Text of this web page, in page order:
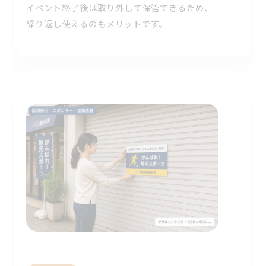
イベント終了後は取り外して保管できるため、
繰り返し使えるのもメリットです。